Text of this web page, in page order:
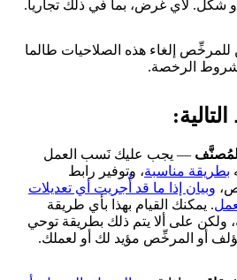
شكل. لأي غرض، بما في ذلك تجارياً.
للمرخِّص إلغاء هذه الصلاحيات طالما
شروط الرخصة.
— يجب عليك نَسب العمل
بطريقة مناسبة، وتوفير رابط
وبيان إذا ما قد أُجريت أي تعديلات
. يمكنك القيام بهذا بأي طريقة
ولكن على ألا يتم ذلك بطريقة توحي
أو المرخِّص مؤيد لك أو لعملك.